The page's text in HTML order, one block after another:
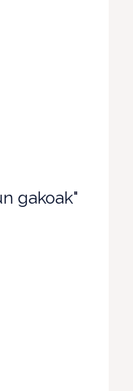
gakoak"